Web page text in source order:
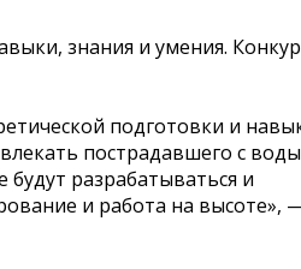
знания и умения.
подготовки и
пострадавшего с
разрабатываться и
и работа на высоте»,